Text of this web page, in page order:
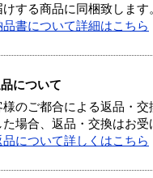
けする商品に同梱致します
品書について詳細はこちら
について
様のご都合による返品・
た場合、返品・交換はお受
品について詳しくはこちら